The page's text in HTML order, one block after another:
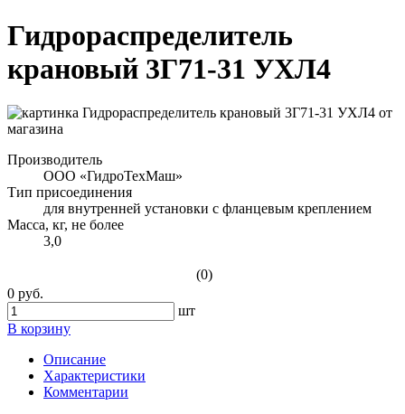
Гидрораспределитель
крановый 3Г71-31 УХЛ4
Производитель
ООО «ГидроТехМаш»
Тип присоединения
для внутренней установки с фланцевым креплением
Масса, кг, не более
3,0
(0)
0 руб.
шт
В корзину
Описание
Характеристики
Комментарии